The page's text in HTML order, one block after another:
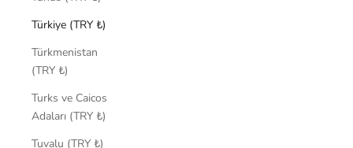
Türkiye (TRY ₺)
Türkmenistan
(TRY ₺)
Turks ve Caicos
Adaları (TRY ₺)
Tuvalu (TRY ₺)